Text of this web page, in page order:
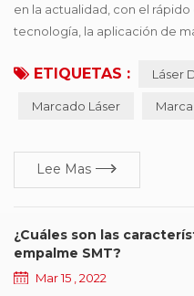
en la actualidad, con el
tecnología, la aplicación de
campos podemos ver la figura
ETIQUETAS : Láser
Marcado Láser
Lee Mas
¿Cuáles son las
empalme SMT?
Mar 15 , 2022